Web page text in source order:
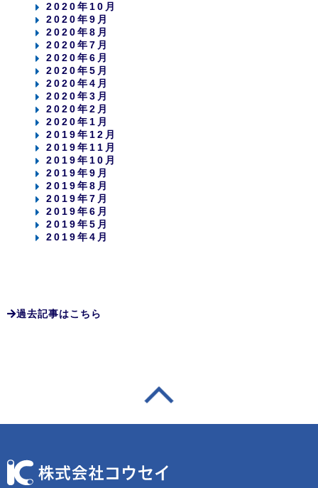
2020年10月
2020年9月
2020年8月
2020年7月
2020年6月
2020年5月
2020年4月
2020年3月
2020年2月
2020年1月
2019年12月
2019年11月
2019年10月
2019年9月
2019年8月
2019年7月
2019年6月
2019年5月
2019年4月
過去記事はこちら